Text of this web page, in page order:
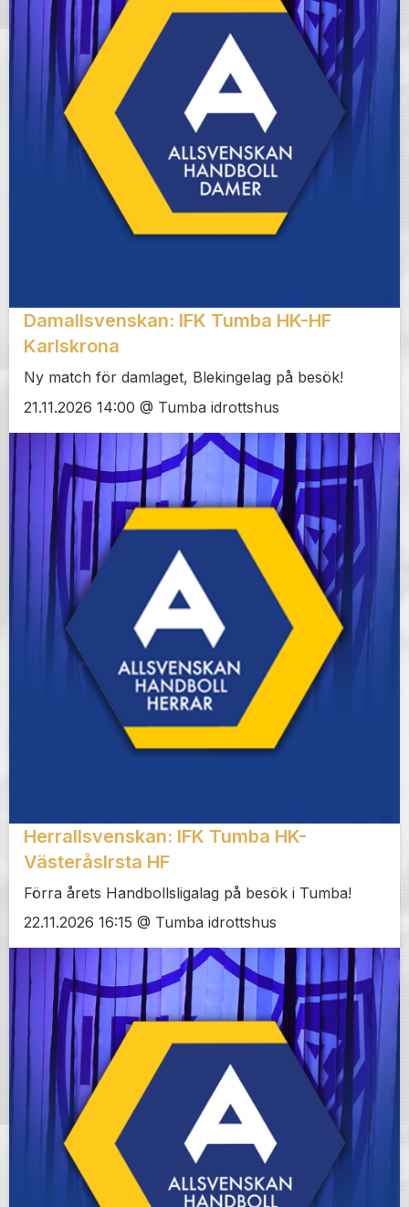
Damallsvenskan: IFK Tumba HK-HF
Karlskrona
Ny match för damlaget, Blekingelag på besök!
21.11.2026 14:00 @ Tumba idrottshus
Herrallsvenskan: IFK Tumba HK-
VästeråsIrsta HF
Förra årets Handbollsligalag på besök i Tumba!
22.11.2026 16:15 @ Tumba idrottshus